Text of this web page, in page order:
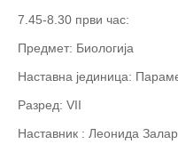
7.45-8.30 први час:
Предмет: Биологија
Наставна јединица:
Разред: VII
Наставник : Леонида Залар